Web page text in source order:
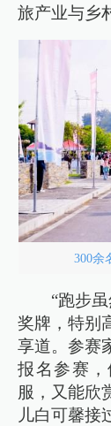
旅产业与乡
300余
“跑步
奖牌，特别
享道。参赛
报名参赛
服，又能欣
儿白可馨接